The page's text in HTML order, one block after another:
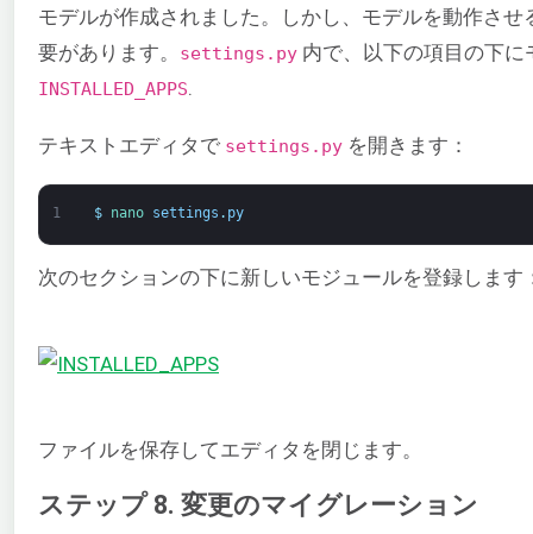
モデルが作成されました。しかし、モデルを動作さ
要があります。
settings.py 内で、以下の項目の下
INSTALLED_APPS
テキストエディタで settings.py を開きます：
1 $ nano settings . py
次のセクションの下に新しいモジュールを登録します
ファイルを保存してエディタを閉じます。
ステップ 8. 変更のマイグレーション